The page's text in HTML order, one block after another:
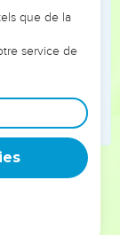
sais. Lui aussi
grand, mais
bénira
et comme
sera avec
que de la
service de